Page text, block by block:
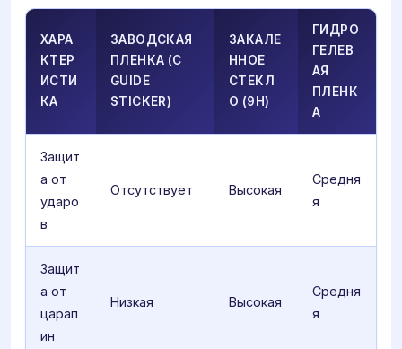
ХАРА
КТЕР
ИСТИ
КА
ЗАВОДСКАЯ
ПЛЕНКА (С
GUIDE
STICKER)
ЗАКАЛЕ
ННОЕ
СТЕКЛ
О (9H)
ГИДРО
ГЕЛЕВ
АЯ
ПЛЕНК
А
Защит
а от
ударо
в
Отсутствует Высокая
Средня
я
Защит
а от
царап
ин
Низкая Высокая
Средня
я